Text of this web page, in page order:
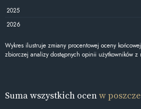
2025
2026
Wykres ilustruje zmiany procentowej oceny
zbiorczej analizy dostępnych opinii użytkowników z
Suma wszystkich ocenw